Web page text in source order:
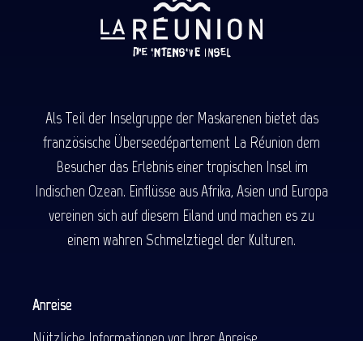
Als Teil der Inselgruppe der Maskarenen bietet das
französische Überseedépartement La Réunion dem
Besucher das Erlebnis einer tropischen Insel im
Indischen Ozean. Einflüsse aus Afrika, Asien und Europa
vereinen sich auf diesem Eiland und machen es zu
einem wahren Schmelztiegel der Kulturen.
Anreise